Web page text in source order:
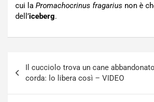
cui la Promachocrinus fragarius non è
dell’iceberg.
articoli
Il cucciolo trova un cane
corda: lo libera così – VIDEO